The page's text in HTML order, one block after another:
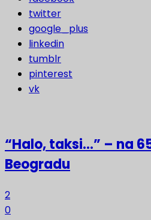
twitter
google_plus
linkedin
tumblr
pinterest
vk
“Halo, taksi…” – na
Beogradu
2
0